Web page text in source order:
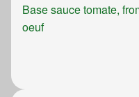
Base sauce tomate,
oeuf